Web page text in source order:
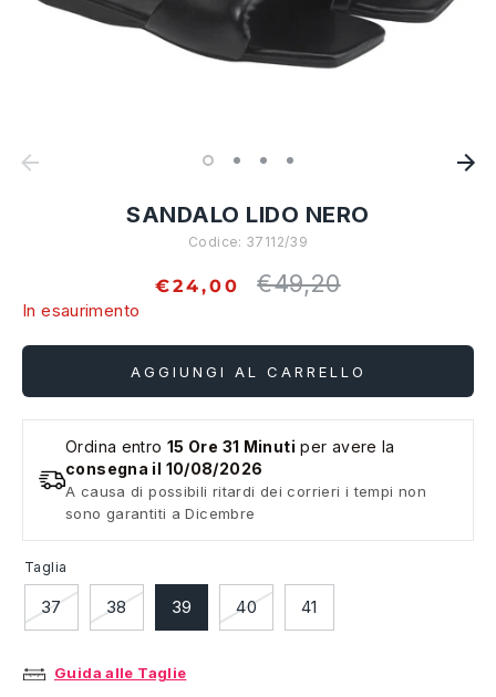
SANDALO LIDO NERO
Codice: 37112/39
€24,00
Prezzo
€49,20
In esaurimento
AGGIUNGI AL CARRELLO
Ordina entro 15 Ore 31 Minuti per avere la
consegna il 10/08/2026
A causa di possibili ritardi dei corrieri i tempi non
sono garantiti a Dicembre
Taglia
37 38 39 40 41
Guida alle Taglie